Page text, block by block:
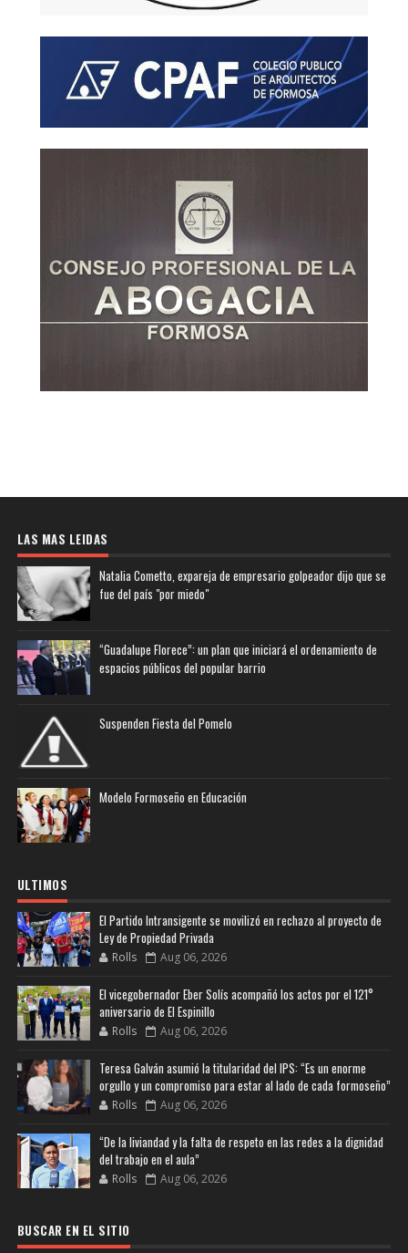
LAS MAS LEIDAS
Natalia Cometto, expareja de empresario golpeador dijo que se
fue del país "por miedo"
“Guadalupe Florece”: un plan que iniciará el ordenamiento de
espacios públicos del popular barrio
Suspenden Fiesta del Pomelo
Modelo Formoseño en Educación
ULTIMOS
El Partido Intransigente se movilizó en rechazo al proyecto de
Ley de Propiedad Privada
Rolls Aug 06, 2026
El vicegobernador Eber Solís acompañó los actos por el 121°
aniversario de El Espinillo
Rolls Aug 06, 2026
Teresa Galván asumió la titularidad del IPS: “Es un enorme
orgullo y un compromiso para estar al lado de cada formoseño”
Rolls Aug 06, 2026
“De la liviandad y la falta de respeto en las redes a la dignidad
del trabajo en el aula”
Rolls Aug 06, 2026
BUSCAR EN EL SITIO